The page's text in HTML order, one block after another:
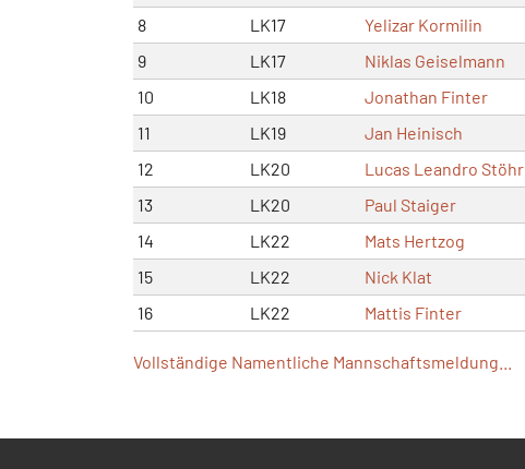
8
LK17 Yelizar Kormilin
9
LK17 Niklas Geiselmann
10
LK18 Jonathan Finter
11
LK19 Jan Heinisch
12
LK20 Lucas Leandro Stöhr
13
LK20 Paul Staiger
14
LK22 Mats Hertzog
15
LK22 Nick Klat
16
LK22 Mattis Finter
Vollständige Namentliche Mannschaftsmeldung...